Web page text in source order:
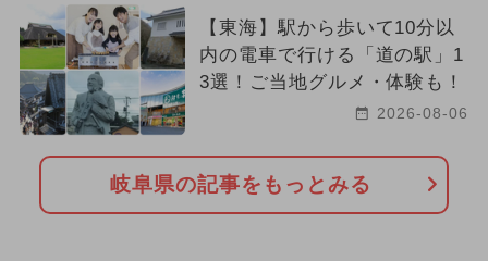
【東海】駅から歩いて10分以
内の電車で行ける「道の駅」1
3選！ご当地グルメ・体験も！
2026-08-06
岐阜県の記事をもっとみる